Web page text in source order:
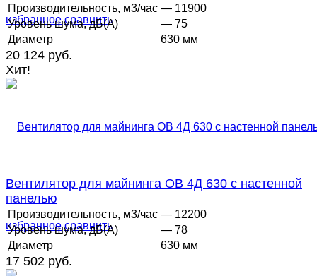
избранное сравнить
Производительность, м3/час — 11900
Уровень шума, дБ(А)
— 75
Диаметр
630 мм
20 124 руб.
Хит!
избранное сравнить
Вентилятор для майнинга ОВ 4Д 630 с настенной
панелью
Производительность, м3/час — 12200
Уровень шума, дБ(А)
— 78
Диаметр
630 мм
17 502 руб.